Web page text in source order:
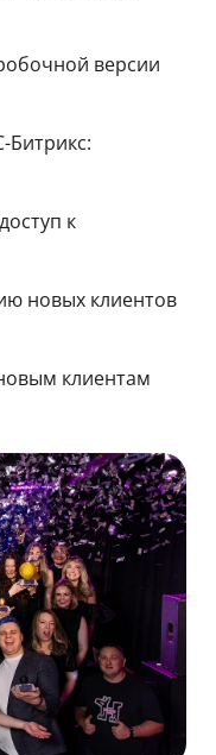
версии
Битрикс:
к
новых клиентов
клиентам